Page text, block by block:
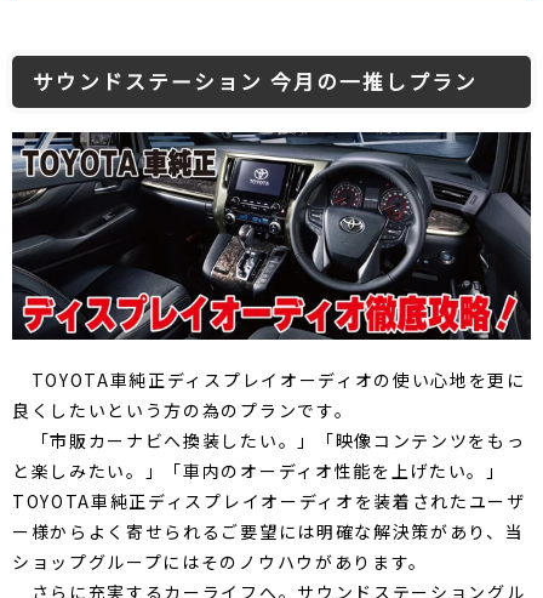
サウンドステーション 今月の一推しプラン
TOYOTA車純正ディスプレイオーディオの使い心地を更に
良くしたいという方の為のプランです。
「市販カーナビへ換装したい。」「映像コンテンツをもっ
と楽しみたい。」「車内のオーディオ性能を上げたい。」
TOYOTA車純正ディスプレイオーディオを装着されたユーザ
ー様からよく寄せられるご要望には明確な解決策があり、当
ショップグループにはそのノウハウがあります。
さらに充実するカーライフへ。サウンドステーショングル